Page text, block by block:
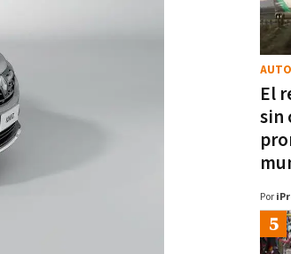
El
sin
Por